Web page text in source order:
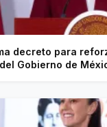
decreto para
Gobierno de